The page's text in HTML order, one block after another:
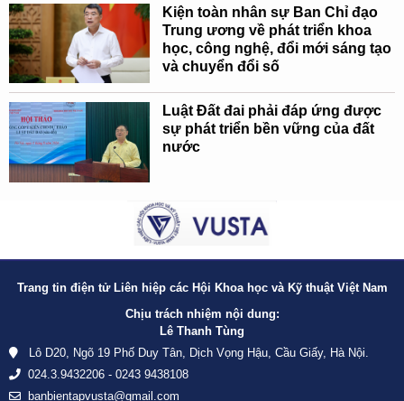
Kiện toàn nhân sự Ban Chỉ đạo
Trung ương về phát triển khoa
học, công nghệ, đổi mới sáng tạo
và chuyển đổi số
Luật Đất đai phải đáp ứng được
sự phát triển bền vững của đất
nước
Trang tin điện tử Liên hiệp các Hội Khoa học và Kỹ thuật Việt Nam
Chịu trách nhiệm nội dung:
Lê Thanh Tùng
Lô D20, Ngõ 19 Phố Duy Tân, Dịch Vọng Hậu, Cầu Giấy, Hà Nội.
024.3.9432206 - 0243 9438108
banbientapvusta@gmail.com